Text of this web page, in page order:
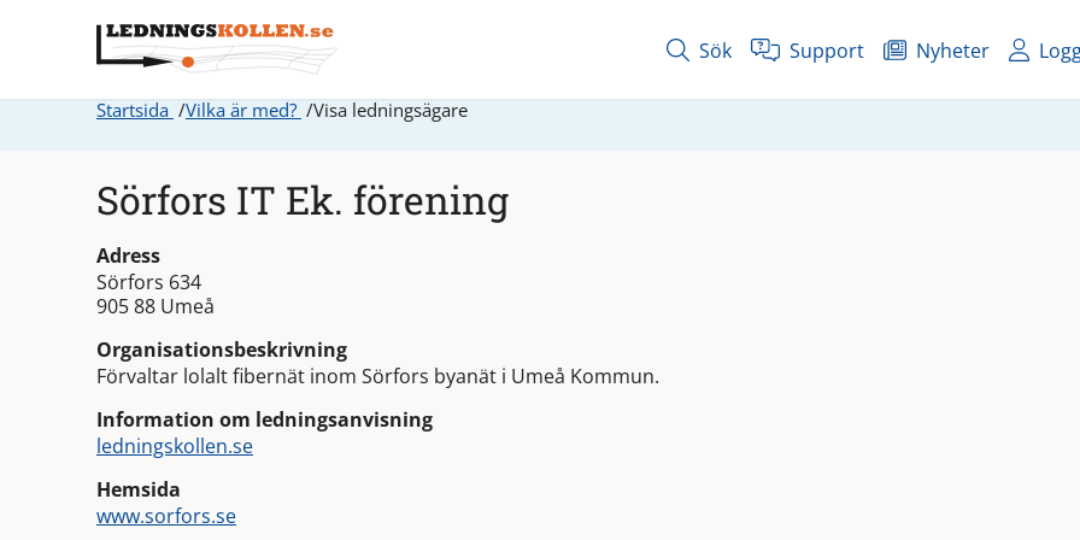
Sök Support Nyheter
Startsida Vilka är med? Visa ledningsägare
Sörfors IT Ek. förening
Adress
Sörfors 634
905 88 Umeå
Organisationsbeskrivning
Förvaltar lolalt fibernät inom Sörfors byanät i Umeå Kommun.
Information om ledningsanvisning
ledningskollen.se
Hemsida
www.sorfors.se